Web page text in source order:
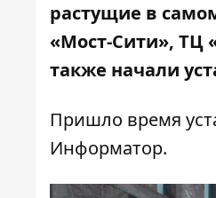
растущие в
«Мост-Сити», ТЦ
также начали
Пришло время
Информатор.